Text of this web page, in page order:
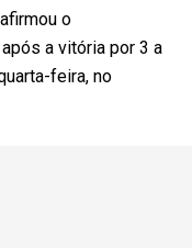
o
a vitória por 3 a
feira, no